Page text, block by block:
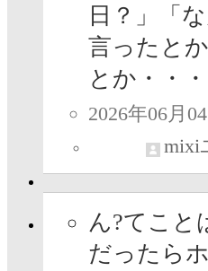
日？」「
言ったと
とか・・・
2026年06月
mixi
ん?てこと
だったら